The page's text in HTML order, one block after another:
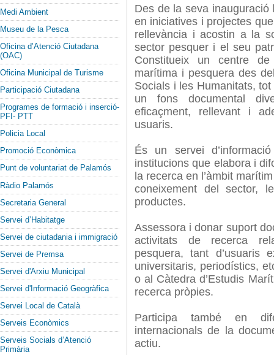
Medi Ambient
Museu de la Pesca
Oficina d’Atenció Ciutadana
(OAC)
Oficina Municipal de Turisme
Participació Ciutadana
Programes de formació i inserció-
PFI- PTT
Policia Local
Promoció Econòmica
Punt de voluntariat de Palamós
Ràdio Palamós
Secretaria General
Servei d’Habitatge
Servei de ciutadania i immigració
Servei de Premsa
Servei d'Arxiu Municipal
Servei d'Informació Geogràfica
Servei Local de Català
Serveis Econòmics
Serveis Socials d’Atenció
Primària
Des de la seva inauguració
en iniciatives i projectes
rellevància i acostin a la
sector pesquer i el seu
Constitueix un centre de
marítima i pesquera des
Socials i les Humanitats,
un fons documental
eficaçment, rellevant i
usuaris.
És un servei
institucions que elabora i
la recerca en l’àmbit
coneixement del sector,
productes.
Assessora i donar suport
activitats de recerca
pesquera, tant d’usuaris
universitaris, periodístics,
o al Càtedra d’Estudis
recerca pròpies.
Participa també en
internacionals de la
actiu.